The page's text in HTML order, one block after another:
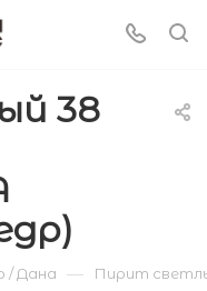
38
/ Дана — Пирит